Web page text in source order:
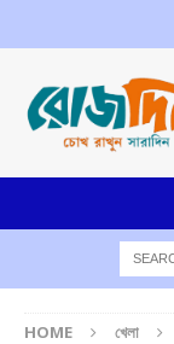
HOME খেলা